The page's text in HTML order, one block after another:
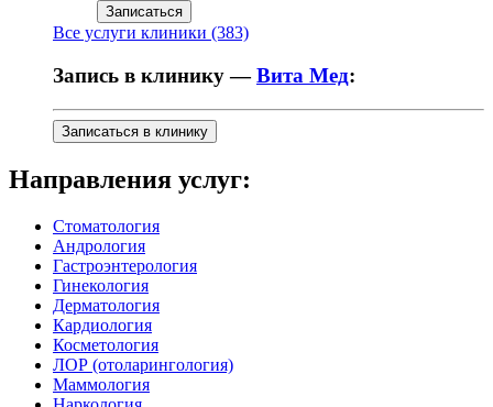
Записаться
Все услуги клиники (383)
Запись в клинику —Вита Мед:
Записаться в клинику
Направления услуг:
Стоматология
Андрология
Гастроэнтерология
Гинекология
Дерматология
Кардиология
Косметология
ЛОР (отоларингология)
Маммология